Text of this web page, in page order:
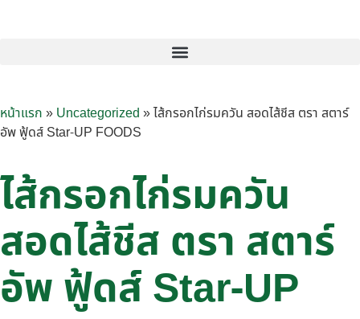
หน้าแรก » Uncategorized »ไส้กรอกไก่รมควัน สอดไส้ชีส ตรา สตาร์
อัพ ฟู้ดส์ Star-UP FOODS
ไส้กรอกไก่รมควัน
สอดไส้ชีส ตรา สตาร์
อัพ ฟู้ดส์ Star-UP